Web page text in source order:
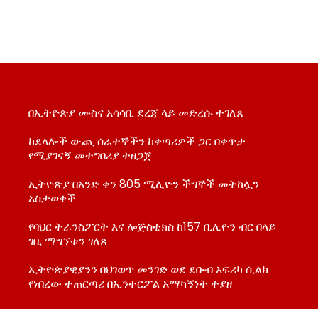
በኢትዮጵያ ሙስና አሳሳቢ ደረጃ ላይ መድረሱ ተገለጸ
ከደላሎች ውጪ ሰራተኞችን ከቀጣሪዎች ጋር በቀጥታ
የሚያገናኝ መተግበሪያ ተዘጋጀ
ኢትዮጵያ በአንድ ቀን 805 ሚሊዮን ችግኞች መትከሏን
አስታወቀች
የባህር ትራንስፖርት እና ሎጅስቲክስ ከ157 ቢሊዮን ብር በላይ
ገቢ ማግኘቱን ገለጸ
ኢትዮጵያዊያንን በህገወጥ መንገድ ወደ ደቡብ አፍሪካ ሲልክ
የነበረው ተጠርጣሪ በኢንተርፖል አማካኝነት ተያዘ